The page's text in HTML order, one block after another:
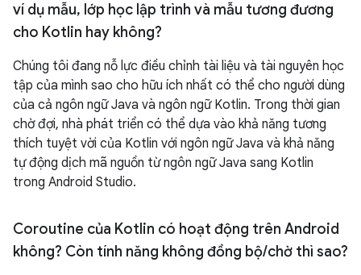
ví dụ mẫu, lớp học lập trình và mẫu tương đương
cho Kotlin hay không?
Chúng tôi đang nỗ lực điều chỉnh tài liệu và tài nguyên học
tập của mình sao cho hữu ích nhất có thể cho người dùng
của cả ngôn ngữ Java và ngôn ngữ Kotlin. Trong thời gian
chờ đợi, nhà phát triển có thể dựa vào khả năng tương
thích tuyệt vời của Kotlin với ngôn ngữ Java và khả năng
tự động dịch mã nguồn từ ngôn ngữ Java sang Kotlin
trong Android Studio.
Coroutine của Kotlin có hoạt động trên Android
không? Còn tính năng không đồng bộ/chờ thì sao?